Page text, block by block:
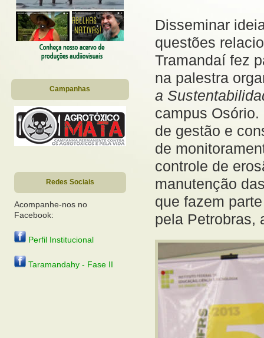
Campanhas
Redes Sociais
Acompanhe-nos no
Facebook:
Perfil Institucional
Taramandahy - Fase II
Disseminar
questões
Tramandaí fez
na palestra
a
campus
de gestão e
de
controle de
manutenção
que fazem
pela Petrobras,